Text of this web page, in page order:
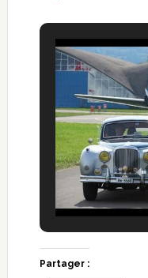
Partager :